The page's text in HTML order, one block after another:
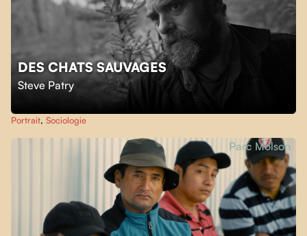
DES CHATS SAUVAGES
Steve Patry
Portrait, Sociologie
Parc Molson